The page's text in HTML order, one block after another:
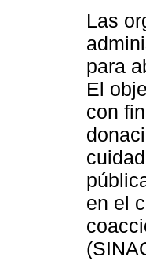
Las
para
El
con
en el